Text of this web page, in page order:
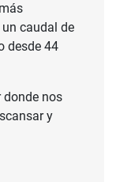
caudal de
desde 44
nos
y